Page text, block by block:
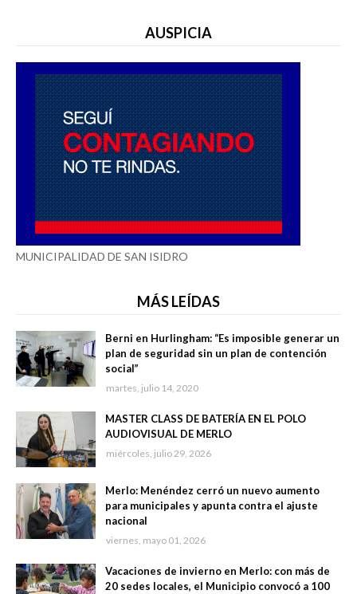
AUSPICIA
MUNICIPALIDAD DE SAN ISIDRO
MÁS LEÍDAS
Berni en Hurlingham: “Es imposible generar un
plan de seguridad sin un plan de contención
social”
martes, julio 14, 2020
MASTER CLASS DE BATERÍA EN EL POLO
AUDIOVISUAL DE MERLO
miércoles, julio 29, 2026
Merlo: Menéndez cerró un nuevo aumento
para municipales y apunta contra el ajuste
nacional
viernes, mayo 01, 2026
Vacaciones de invierno en Merlo: con más de
20 sedes locales, el Municipio convocó a 100